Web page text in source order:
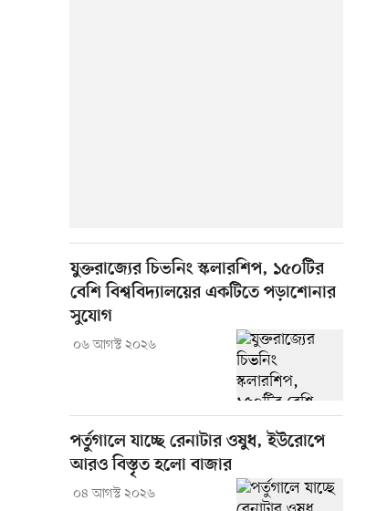
যুক্তরাজ্যের চিভনিং স্কলারশিপ, ১৫০টির
বেশি বিশ্ববিদ্যালয়ের একটিতে পড়াশোনার
সুযোগ
০৬ আগস্ট ২০২৬
পর্তুগালে যাচ্ছে রেনাটার ওষুধ, ইউরোপে
আরও বিস্তৃত হলো বাজার
০৪ আগস্ট ২০২৬